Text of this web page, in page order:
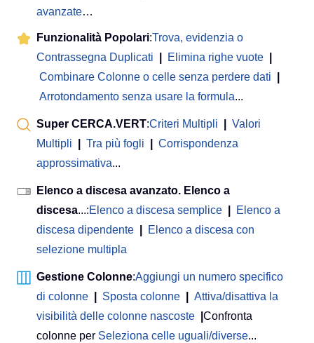
avanzate…
Funzionalità Popolari:Trova, evidenzia o
Contrassegna Duplicati
Elimina righe vuote
Combinare Colonne o celle senza perdere dati
Arrotondamento senza usare la formula...
Super CERCA.VERT:Criteri Multipli
Valori
Multipli
Tra più fogli
Corrispondenza
approssimativa...
Elenco a discesa avanzato. Elenco a
discesa...:Elenco a discesa semplice
Elenco a
discesa dipendente
Elenco a discesa con
selezione multipla
Gestione Colonne:Aggiungi un numero specifico
di colonne
Sposta colonne
Attiva/disattiva la
visibilità delle colonne nascoste
Confronta
colonne per Seleziona celle uguali/diverse...